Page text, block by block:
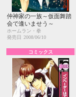
仲神家の一族～仮面舞踏
会で逢いませう～
ホームラン・拳
発売日
2008/06/10
コミックス